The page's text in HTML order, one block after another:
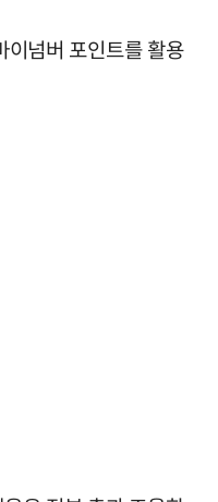
이넘버 포인트를 활용